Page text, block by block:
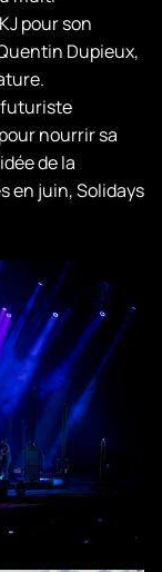
pour son
Dupieux,
futuriste
nourrir sa
de la
en juin, Solidays